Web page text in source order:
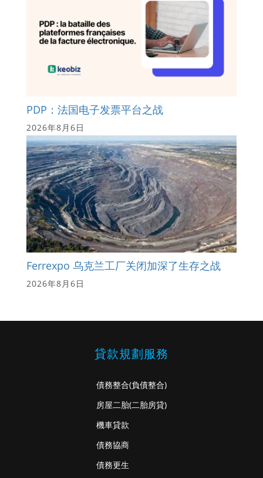
PDP：法国电子发票平台之战
2026年8月6日
Ferrexpo 乌克兰工厂关闭加深了生存之战
2026年8月6日
貸款規劃服務
債務整合(負債整合)
房屋二胎(二胎房貸)
機車貸款
債務協商
債務更生